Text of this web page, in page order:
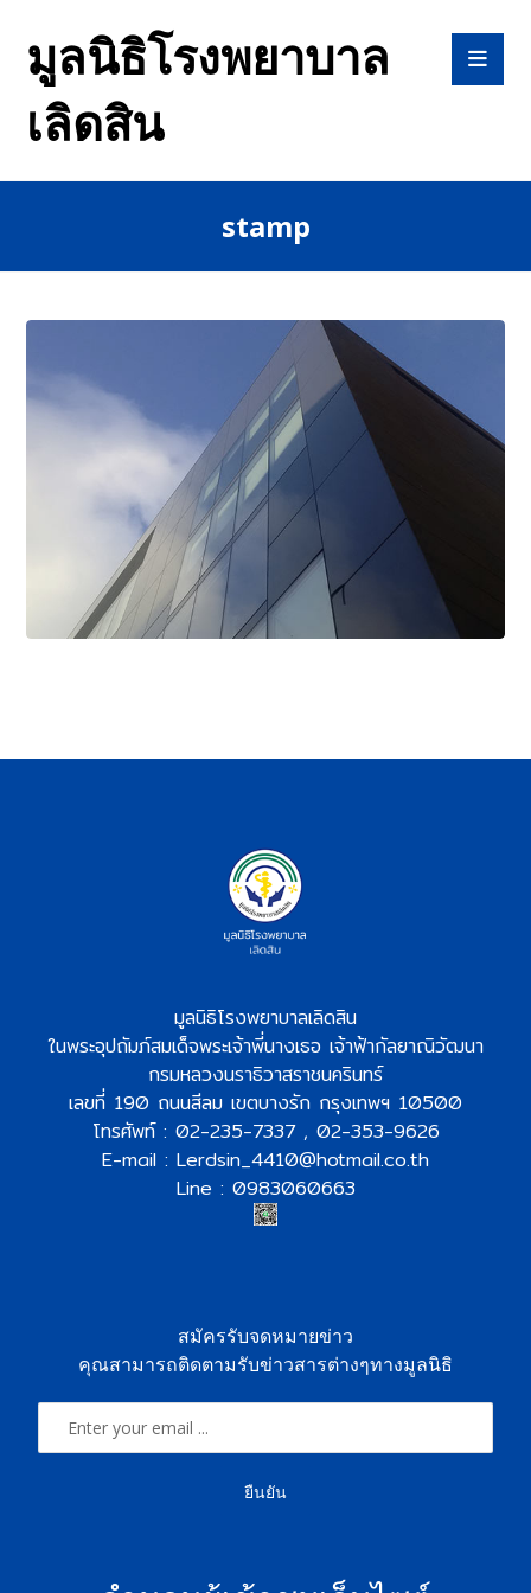
มูลนิธิโรงพยาบาล
เลิดสิน
stamp
มูลนิธิโรงพยาบาลเลิดสิน
ในพระอุปถัมภ์สมเด็จพระเจ้าพี่นางเธอ เจ้าฟ้ากัลยาณิวัฒนา
กรมหลวงนราธิวาสราชนครินทร์
เลขที่ 190 ถนนสีลม เขตบางรัก กรุงเทพฯ 10500
โทรศัพท์ : 02-235-7337 , 02-353-9626
E-mail : Lerdsin_4410@hotmail.co.th
Line : 0983060663
สมัครรับจดหมายข่าว
คุณสามารถติดตามรับข่าวสารต่างๆทางมูลนิธิ
ยืนยัน